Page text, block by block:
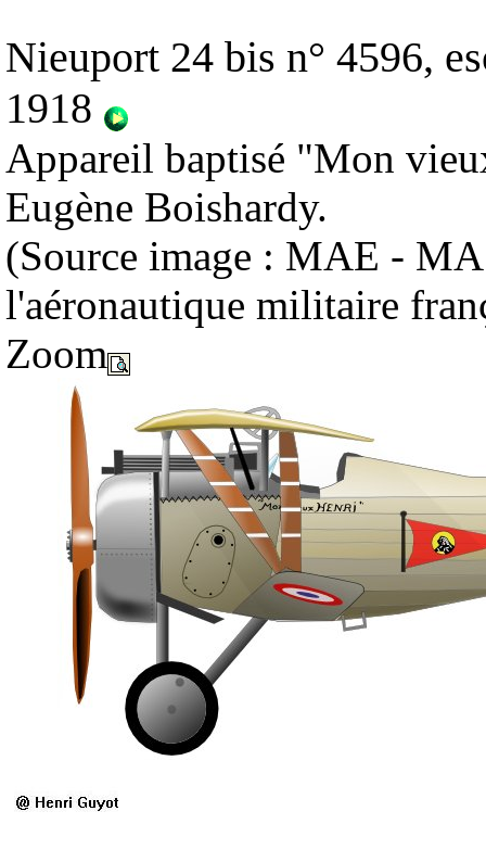
Nieuport 24 bis n° 4596,
1918
Appareil baptisé "Mon
Eugène Boishardy.
(Source image : MAE -
l'aéronautique militaire
Zoom